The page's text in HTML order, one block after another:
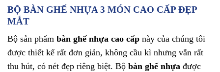
BỘ BÀN GHẾ NHỰA 3 MÓN CAO CẤP ĐẸP
MẮT
Bộ sản phẩm bàn ghế nhựa cao cấp này của chúng tôi
được thiết kế rất đơn giản, không cầu kì nhưng vẫn rất
thu hút, có nét đẹp riêng biệt. Bộ bàn ghế nhựa được